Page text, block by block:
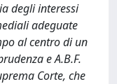
degli interessi
adeguate
al centro di un
e A.B.F.
Corte, che